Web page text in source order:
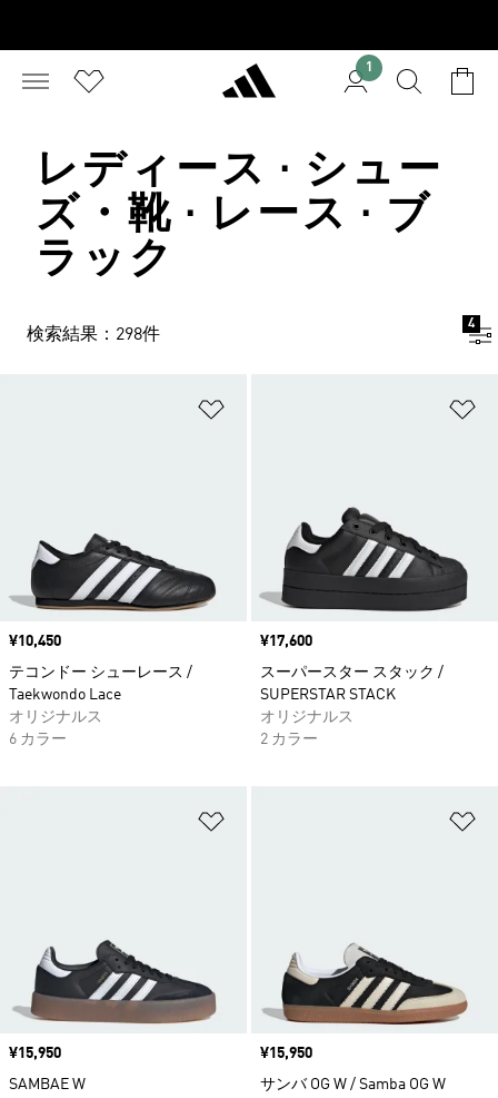
1
レディース · シュー
ズ・靴 · レース · ブ
ラック
検索結果：298件
4
価格
¥10,450
テコンドー シューレース /
Taekwondo Lace
オリジナルス
6 カラー
価格
¥17,600
スーパースター スタック /
SUPERSTAR STACK
オリジナルス
2 カラー
価格
¥15,950
SAMBAE W
価格
¥15,950
サンバ OG W / Samba OG W